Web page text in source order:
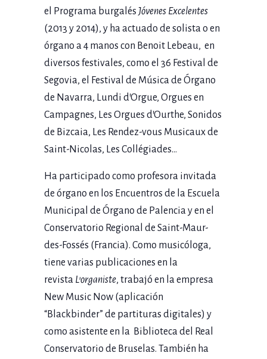
el Programa burgalés Jóvenes Excelentes
(2013 y 2014), y ha actuado de solista o en
órgano a 4 manos con Benoit Lebeau, en
diversos festivales, como el 36 Festival de
Segovia, el Festival de Música de Órgano
de Navarra, Lundi d’Orgue, Orgues en
Campagnes, Les Orgues d’Ourthe, Sonidos
de Bizcaia, Les Rendez-vous Musicaux de
Saint-Nicolas, Les Collégiades…
Ha participado como profesora invitada
de órgano en los Encuentros de la Escuela
Municipal de Órgano de Palencia y en el
Conservatorio Regional de Saint-Maur-
des-Fossés (Francia). Como musicóloga,
tiene varias publicaciones en la
revista L’organiste, trabajó en la empresa
New Music Now (aplicación
“Blackbinder” de partituras digitales) y
como asistente en la Biblioteca del Real
Conservatorio de Bruselas. También ha